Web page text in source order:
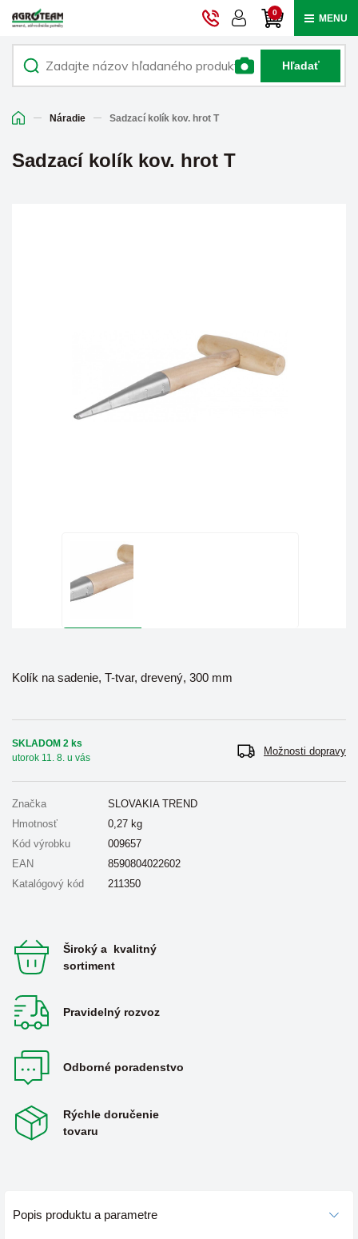
0 MENU
Hľadať
Náradie Sadzací kolík kov. hrot T
Sadzací kolík kov. hrot T
Kolík na sadenie, T-tvar, drevený, 300 mm
SKLADOM 2 ks
utorok 11. 8. u vás
Možnosti dopravy
Značka
SLOVAKIA TREND
Hmotnosť
0,27 kg
Kód výrobku
009657
EAN
8590804022602
Katalógový kód
211350
Široký a kvalitný
sortiment
Pravidelný rozvoz
Odborné poradenstvo
Rýchle doručenie
tovaru
Popis produktu a parametre